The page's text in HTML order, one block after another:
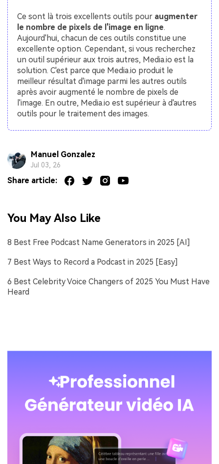
Ce sont là trois excellents outils pour augmenter
le nombre de pixels de l'image en ligne.
Aujourd'hui, chacun de ces outils constitue une
excellente option. Cependant, si vous recherchez
un outil supérieur aux trois autres, Media.io est la
solution. C'est parce que Media.io produit le
meilleur résultat d'image parmi les autres outils
après avoir augmenté le nombre de pixels de
l'image. En outre, Media.io est supérieur à d'autres
outils pour le traitement des images.
Manuel Gonzalez
Jul 03, 26
Share article:
You May Also Like
8 Best Free Podcast Name Generators in 2025 [AI]
7 Best Ways to Record a Podcast in 2025 [Easy]
6 Best Celebrity Voice Changers of 2025 You Must Have
Heard